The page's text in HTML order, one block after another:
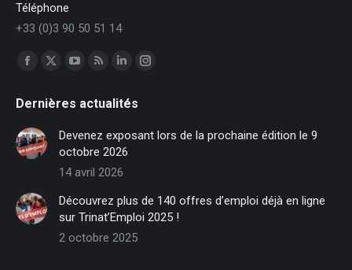
Téléphone
+33 (0)3 90 50 51 14
Trouvez nous sur :
Facebook
opens
in
new
window
X
opens
new
window
opens
in
new
window
opens
in
new
window
LinkedIn
opens
in
new
window
Instagram
in
Dernières actualités
Devenez exposant lors de la prochaine édition le 9
octobre 2026
14 avril 2026
Découvrez plus de 140 offres d’emploi déjà en ligne
sur Trinat’Emploi 2025 !
2 octobre 2025